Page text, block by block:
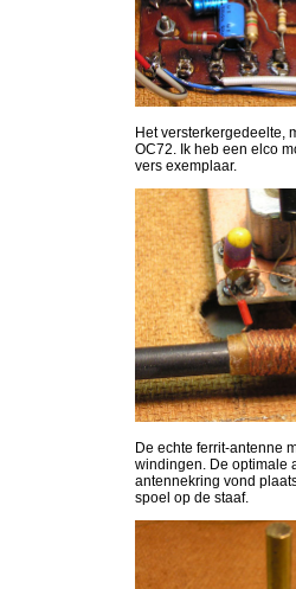
Het versterkergedeelte,
OC72. Ik heb een elco
vers exemplaar.
De echte ferrit-antenne
windingen. De optimale
antennekring vond
spoel op de staaf.